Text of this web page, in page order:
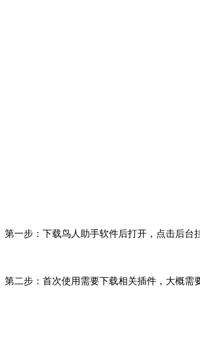
第一步：下载鸟人助手软件后打开，点击后台
第二步：首次使用需要下载相关插件，大概需